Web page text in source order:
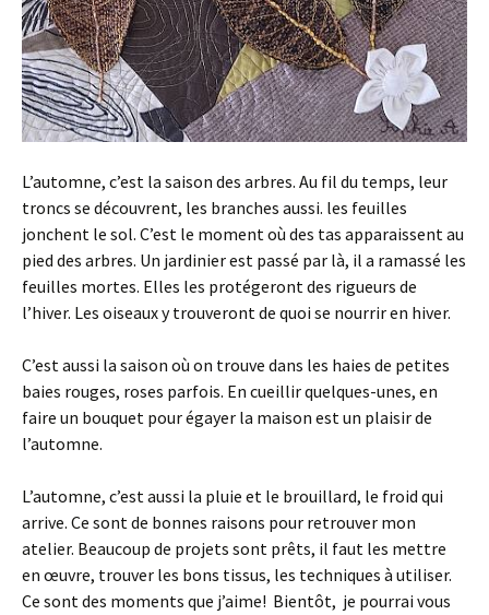
L’automne, c’est la saison des arbres. Au fil du temps, leur
troncs se découvrent, les branches aussi. les feuilles
jonchent le sol. C’est le moment où des tas apparaissent au
pied des arbres. Un jardinier est passé par là, il a ramassé les
feuilles mortes. Elles les protégeront des rigueurs de
l’hiver. Les oiseaux y trouveront de quoi se nourrir en hiver.
C’est aussi la saison où on trouve dans les haies de petites
baies rouges, roses parfois. En cueillir quelques-unes, en
faire un bouquet pour égayer la maison est un plaisir de
l’automne.
L’automne, c’est aussi la pluie et le brouillard, le froid qui
arrive. Ce sont de bonnes raisons pour retrouver mon
atelier. Beaucoup de projets sont prêts, il faut les mettre
en œuvre, trouver les bons tissus, les techniques à utiliser.
Ce sont des moments que j’aime! Bientôt, je pourrai vous